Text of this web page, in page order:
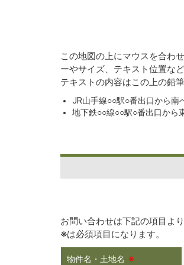
この地図の上にマウスを合わ
ーやサイズ、テキスト位置な
テキストの内容はこの上の鉛
JR山手線○○駅○番出口から南
地下鉄○○線○○駅○番出口から
お問い合わせは下記の項目よ
※は必須項目になります。
物件名・土地名 ※